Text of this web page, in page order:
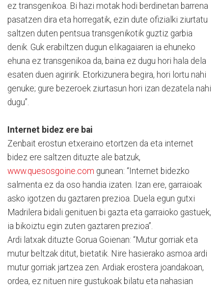
ez transgenikoa. Bi hazi motak hodi berdinetan barrena
pasatzen dira eta horregatik, ezin dute ofizialki ziurtatu
saltzen duten pentsua transgenikotik guztiz garbia
denik. Guk erabiltzen dugun elikagaiaren ia ehuneko
ehuna ez transgenikoa da, baina ez dugu hori hala dela
esaten duen agiririk. Etorkizunera begira, hori lortu nahi
genuke; gure bezeroek ziurtasun hori izan dezatela nahi
dugu”.
Internet bidez ere bai
Zenbait erostun etxeraino etortzen da eta internet
bidez ere saltzen dituzte ale batzuk,
www.quesosgoine.com gunean: “Internet bidezko
salmenta ez da oso handia izaten. Izan ere, garraioak
asko igotzen du gaztaren prezioa. Duela egun gutxi
Madrilera bidali genituen bi gazta eta garraioko gastuek,
ia bikoiztu egin zuten gaztaren prezioa”.
Ardi latxak dituzte Gorua Goienan: “Mutur gorriak eta
mutur beltzak ditut, bietatik. Nire hasierako asmoa ardi
mutur gorriak jartzea zen. Ardiak erostera joandakoan,
ordea, ez nituen nire gustukoak bilatu eta nahasian